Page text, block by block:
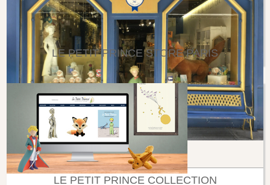
LE PETIT PRINCE STORE PARIS
LE PETIT PRINCE COLLECTION